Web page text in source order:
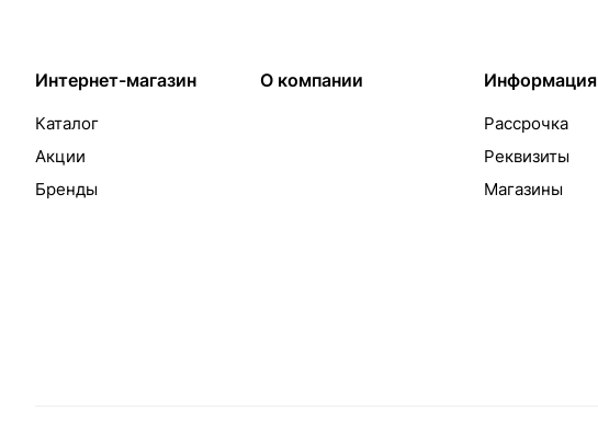
Интернет-магазин
Каталог
Акции
Бренды
О компании Информация
Рассрочка
Реквизиты
Магазины